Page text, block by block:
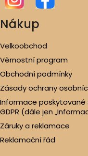
Nákup
Velkoobchod
Věrnostní program
Obchodní podmínky
Zásady ochrany
Informace poskytované
GDPR (dále jen
Záruky a reklamace
Reklamační řád